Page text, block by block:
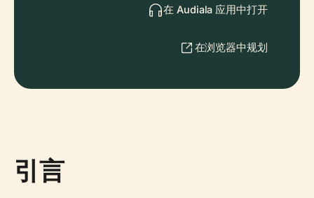
在 Audiala 应用中打开
在浏览器中规划
引言